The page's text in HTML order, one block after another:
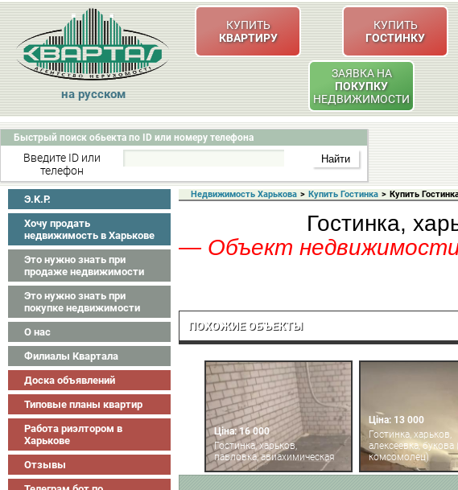
на русском
КУПИТЬ
КВАРТИРУ
КУПИТЬ
ГОСТИНКУ
ЗАЯВКА НА
ПОКУПКУ
НЕДВИЖИМОСТИ
Быстрый поиск обьекта по ID или номеру телефона
Введите ID или
телефон
Э.K.P.
Хочу продать
недвижимость в Харькове
Это нужно знать при
продаже недвижимости
Это нужно знать при
покупке недвижимости
О нас
Филиалы Квартала
Доска объявлений
Типовые планы квартир
Работа риэлтором в
Харькове
Отзывы
Недвижимость Харькова > Купить Гостинка > Купить
Гостинка,
— Объект недвижимости
ПОХОЖИЕ ОБЪЕКТЫ
Ціна: 16 000
Гостинка, харьков,
павловка, авиахимическая
Ціна: 13 000
Гостинка, харьков,
алексеевка, букова
комсомолец)